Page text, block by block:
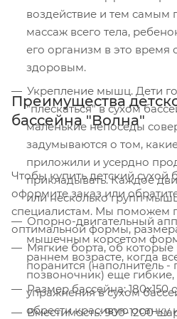
воздействие и тем самым
массаж всего тела,
его организм в это время
здоровым.
Укрепление мышц. Дети
"плескаться" в сухом
маленькие непоседы
задумываются о том,
приложили и усердно
прикладывать. Каждое
или несколько групп
Опорно-двигательный
мышечным корсетом
раннем возрасте, когда
позвоночник) еще
упражнения в сухом
обрести красивую
Преимущества
бассейна "Волна"
Чтобы купить детский сухой
оформите заказ или
специалистам. Мы поможем
оптимальной формы,
Мягкие борта, об
поранится (наполнитель -
Размер бассейна: 180x150
Вместимость: 900-1200